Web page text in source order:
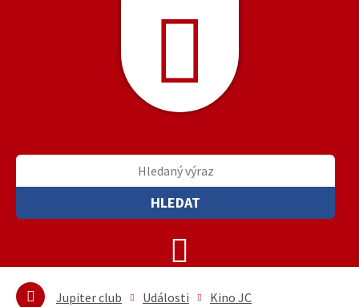
HLEDAT
Jupiter club Události
Kino JC